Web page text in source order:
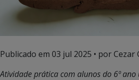
Publicado em 03 jul 2025 • por Cezar
Atividade prática com alunos do 6º